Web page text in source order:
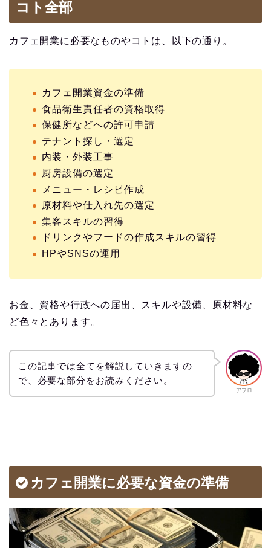
コト全部
カフェ開業に必要なものやコトは、以下の通り。
カフェ開業資金の準備
食品衛生責任者の資格取得
保健所などへの許可申請
テナント探し・選定
内装・外装工事
厨房設備の選定
メニュー・レシピ作成
原材料や仕入れ先の選定
集客スキルの習得
ドリンクやフードの作成スキルの習得
HPやSNSの運用
お金、資格や行政への届出、スキルや設備、原材料な
ど色々とあります。
アフロ
この記事では全てを解説していきますの
で、必要な部分をお読みください。
カフェ開業に必要な資金の準備